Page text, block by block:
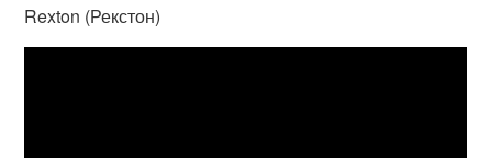
Rexton (Рекстон)